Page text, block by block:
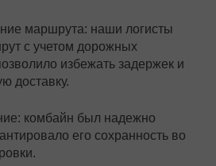
маршрута: наши логисты
с учетом дорожных
избежать задержек и
доставку.
комбайн был надежно
его сохранность во